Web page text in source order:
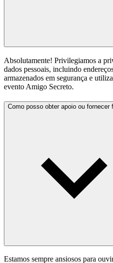
Absolutamente! Privilegiamos a
dados pessoais, incluindo
armazenados em segurança e
evento Amigo Secreto.
Como posso obter apoio ou fornecer
Estamos sempre ansiosos para